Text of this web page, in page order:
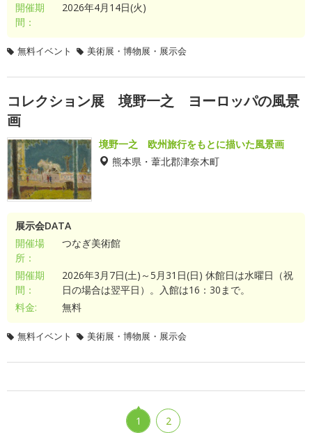
開催期
間：
2026年4月14日(火)
無料イベント 美術展・博物展・展示会
コレクション展 境野一之 ヨーロッパの風景
画
境野一之 欧州旅行をもとに描いた風景画
熊本県・葦北郡津奈木町
展示会DATA
開催場
所：
つなぎ美術館
開催期
間：
2026年3月7日(土)～5月31日(日) 休館日は水曜日（祝
日の場合は翌平日）。入館は16：30まで。
料金:
無料
無料イベント 美術展・博物展・展示会
1 2